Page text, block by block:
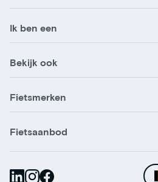
Ik ben een
Bekijk ook
Fietsmerken
Fietsaanbod